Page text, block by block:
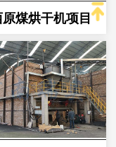
煤烘干机项目